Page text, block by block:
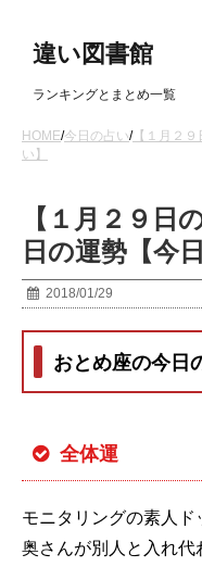
違い図書館
ランキングとまとめ一覧
HOME/今日の占い/【１月２９
い】
【１月２９日
日の運勢【今
2018/01/29
おとめ座の今日
全体運
モニタリングの素人ド
奥さんが別人と入れ代